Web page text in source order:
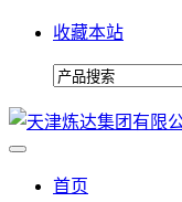
收藏本站
首页